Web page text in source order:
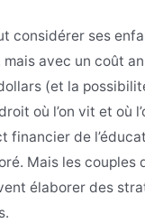
considérer ses
mais avec un coût
(et la
où l’on vit et où
financier de
Mais les couples
élaborer des